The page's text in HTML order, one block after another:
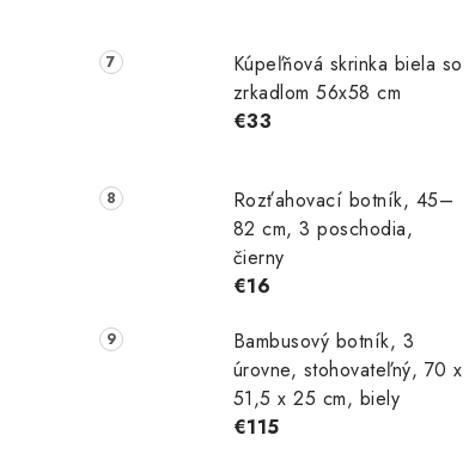
Kúpeľňová skrinka biela so
zrkadlom 56x58 cm
€33
Rozťahovací botník, 45–
82 cm, 3 poschodia,
čierny
€16
Bambusový botník, 3
úrovne, stohovateľný, 70 x
51,5 x 25 cm, biely
€115